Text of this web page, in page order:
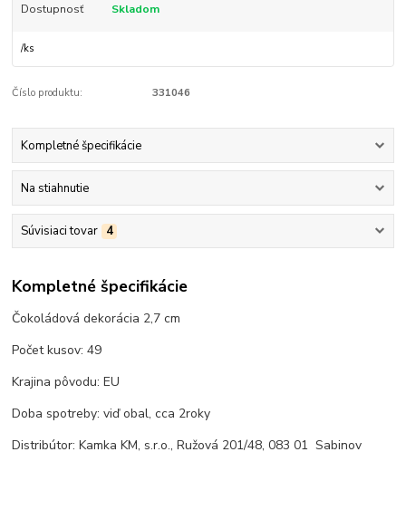
Dostupnosť Skladom
/ks
Číslo produktu: 331046
Kompletné špecifikácie
Na stiahnutie
Súvisiaci tovar 4
Kompletné špecifikácie
Čokoládová dekorácia 2,7 cm
Počet kusov: 49
Krajina pôvodu: EU
Doba spotreby: viď obal, cca 2roky
Distribútor: Kamka KM, s.r.o., Ružová 201/48, 083 01 Sabinov